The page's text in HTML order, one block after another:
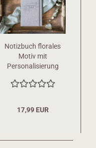
Notizbuch florales
Motiv mit
Personalisierung
17,99 EUR